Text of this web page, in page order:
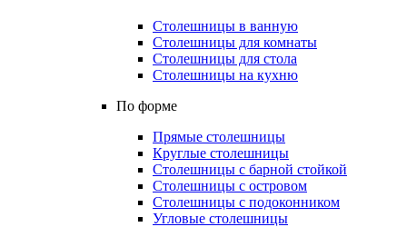
Столешницы в ванную
Столешницы для комнаты
Столешницы для стола
Столешницы на кухню
По форме
Прямые столешницы
Круглые столешницы
Столешницы с барной стойкой
Столешницы с островом
Столешницы с подоконником
Угловые столешницы